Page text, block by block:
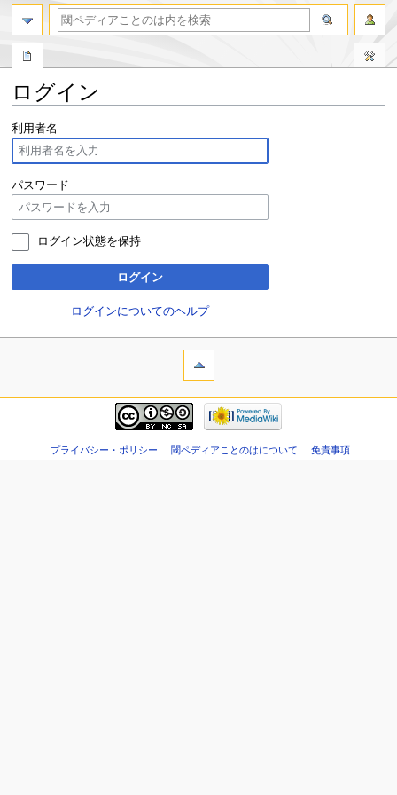
ログイン
ナ
ビ
ゲ
ー
シ
ョ
移
検
索
に
移
動
利用者名
パスワード
ログイン状態を保持
ログイン
ログインについてのヘルプ
プライバシー・ポリシー 閾ペディアことのはについて 免責事項